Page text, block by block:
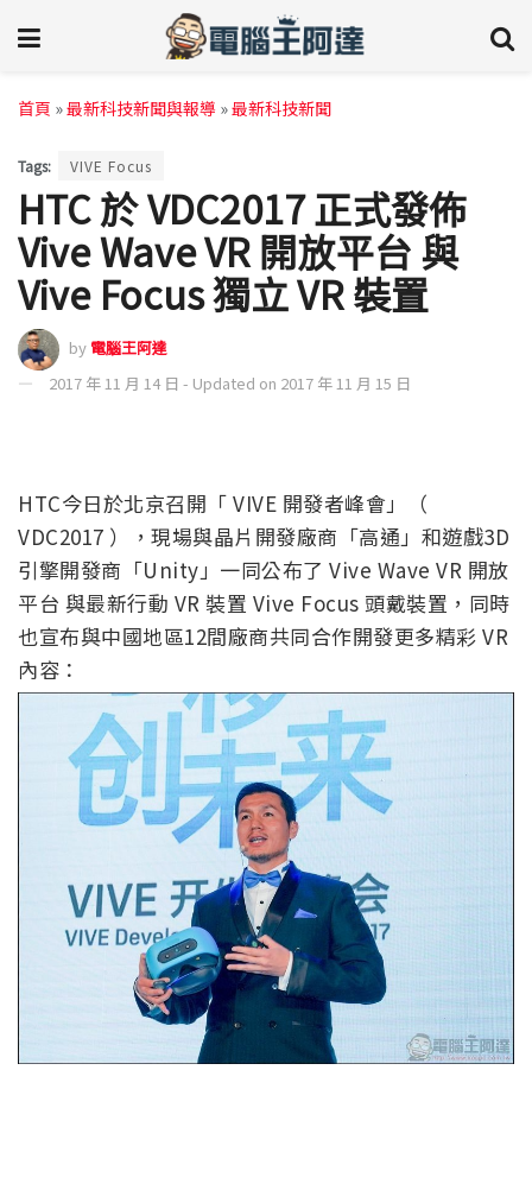
首頁 »最新科技新聞與報導 »最新科技新聞
Tags: VIVE Focus
HTC 於 VDC2017 正式發佈
Vive Wave VR 開放平台 與
Vive Focus 獨立 VR 裝置
by 電腦王阿達
2017 年 11 月 14 日 - Updated on 2017 年 11 月 15 日
HTC今日於北京召開「 VIVE 開發者峰會」（
VDC2017 ），現場與晶片開發廠商「高通」和遊戲3D
引擎開發商「Unity」一同公布了 Vive Wave VR 開放
平台 與最新行動 VR 裝置 Vive Focus 頭戴裝置，同時
也宣布與中國地區12間廠商共同合作開發更多精彩 VR
內容：